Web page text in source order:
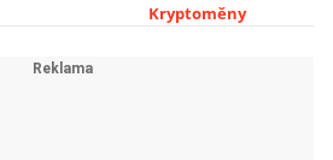
místem
Kryptoměny